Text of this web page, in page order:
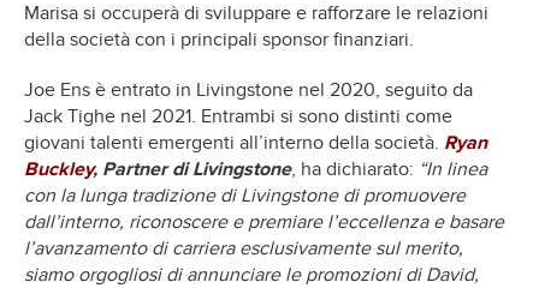
Marisa si occuperà di sviluppare e rafforzare le relazioni
della società con i principali sponsor finanziari.
Joe Ens è entrato in Livingstone nel 2020, seguito da
Jack Tighe nel 2021. Entrambi si sono distinti come
giovani talenti emergenti all’interno della società. Ryan
Buckley, Partner di Livingstone, ha dichiarato: “In linea
con la lunga tradizione di Livingstone di promuovere
dall’interno, riconoscere e premiare l’eccellenza e basare
l’avanzamento di carriera esclusivamente sul merito,
siamo orgogliosi di annunciare le promozioni di David,